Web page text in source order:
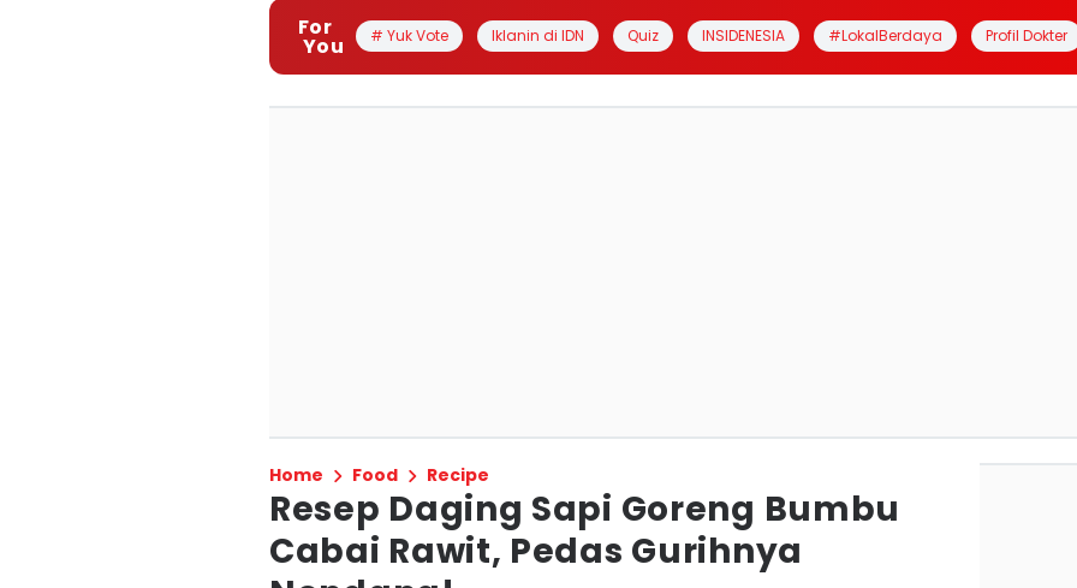
For
You # Yuk Vote Iklanin di IDN Quiz INSIDENESIA #LokalBerdaya Profil Dokter
Home Food Recipe
Resep Daging Sapi Goreng Bumbu
Cabai Rawit, Pedas Gurihnya